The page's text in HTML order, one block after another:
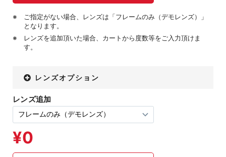
ご指定がない場合、レンズは「フレームのみ（デモレンズ）」
となります。
レンズを追加頂いた場合、カートから度数等をご入力頂けま
す。
レンズオプション
レンズ追加